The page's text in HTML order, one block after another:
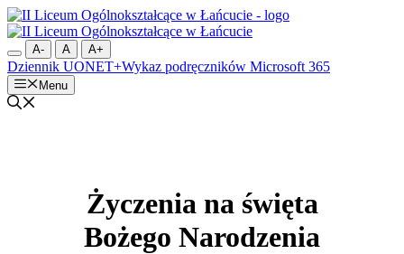
Przejdź
do
treściA- A A+
Dziennik UONET+Wykaz podręczników Microsoft 365
Menu
Życzenia na święta
Bożego Narodzenia